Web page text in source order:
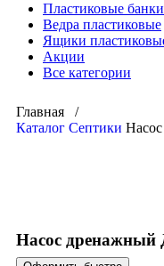
Пластиковые банки
Ведра пластиковые
Ящики
Акции
Все категории
Главная /
Каталог Септики
Насос дренажный